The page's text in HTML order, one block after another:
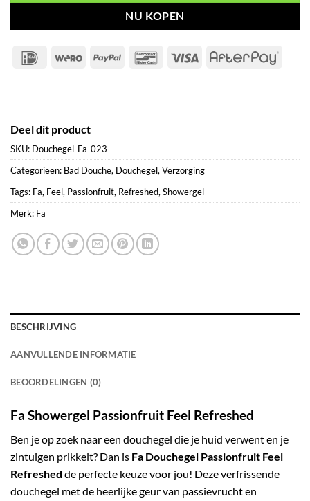
NU KOPEN
IDeal Wero PayPal Bancontact
Visa
Deel dit product
SKU: Douchegel-Fa-023
Categorieën: Bad Douche, Douchegel,Verzorging
Tags: Fa, Feel, Passionfruit, Refreshed,Showergel
Merk: Fa
BESCHRIJVING
AANVULLENDE INFORMATIE
BEOORDELINGEN (0)
Fa Showergel Passionfruit Feel Refreshed
Ben je op zoek naar een douchegel die je huid verwent en je
zintuigen prikkelt? Dan is Fa Douchegel Passionfruit Feel
Refreshed de perfecte keuze voor jou! Deze verfrissende
douchegel met de heerlijke geur van passievrucht en